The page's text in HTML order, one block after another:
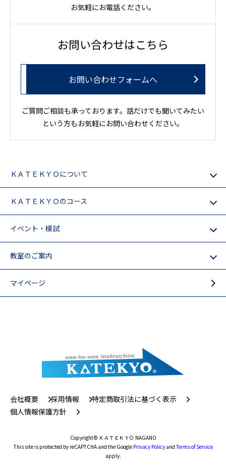
お気軽にお電話ください。
お問い合わせはこちら
お問い合わせフォームへ
ご質問ご相談も承っております。話だけでも聞いてみたい
という方もお気軽にお問い合わせください。
ＫＡＴＥＫＹＯについて
ＫＡＴＥＫＹＯのコース
イベント・模試
教室のご案内
マイページ
会社概要 採用情報
特定商取引法に基づく表示
個人情報保護方針
Copyright© ＫＡＴＥＫＹＯ NAGANO
This site is protected by reCAPTCHA and the Google Privacy PolicyandTerms of Service
apply.